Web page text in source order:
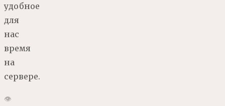
удобное
для
нас
время
на
сервере.
👁